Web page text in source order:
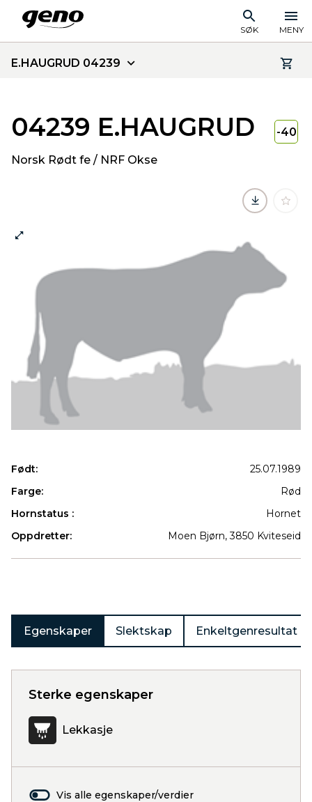
SØK MENY
E.HAUGRUD 04239
04239 E.HAUGRUD
Norsk Rødt fe / NRF Okse
-40
Født:
25.07.1989
Farge:
Rød
Hornstatus :
Hornet
Oppdretter:
Moen Bjørn, 3850 Kviteseid
Egenskaper Slektskap Enkeltgenresultat
Sterke egenskaper
Lekkasje
Vis alle egenskaper/verdier